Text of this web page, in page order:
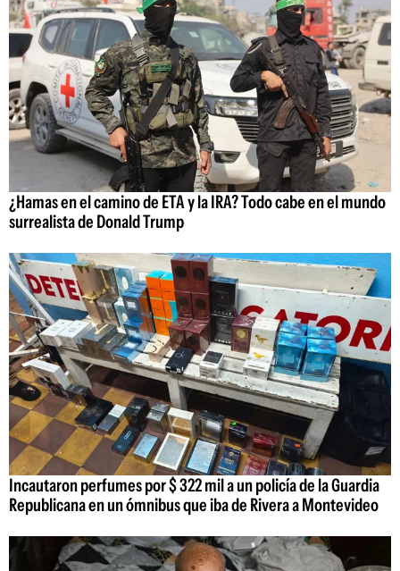
¿Hamas en el camino de ETA y la IRA? Todo cabe en el mundo
surrealista de Donald Trump
Incautaron perfumes por $ 322 mil a un policía de la Guardia
Republicana en un ómnibus que iba de Rivera a Montevideo